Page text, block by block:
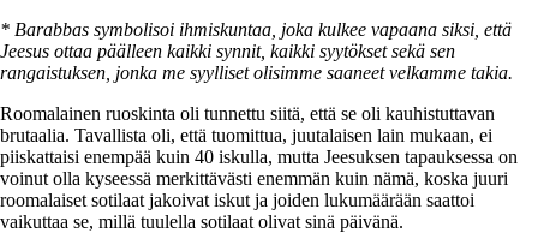
* Barabbas symbolisoi ihmiskuntaa, joka kulkee vapaana siksi, että
Jeesus ottaa päälleen kaikki synnit, kaikki syytökset sekä sen
rangaistuksen, jonka me syylliset olisimme saaneet velkamme takia.
Roomalainen ruoskinta oli tunnettu siitä, että se oli kauhistuttavan
brutaalia. Tavallista oli, että tuomittua, juutalaisen lain mukaan, ei
piiskattaisi enempää kuin 40 iskulla, mutta Jeesuksen tapauksessa on
voinut olla kyseessä merkittävästi enemmän kuin nämä, koska juuri
roomalaiset sotilaat jakoivat iskut ja joiden lukumäärään saattoi
vaikuttaa se, millä tuulella sotilaat olivat sinä päivänä.